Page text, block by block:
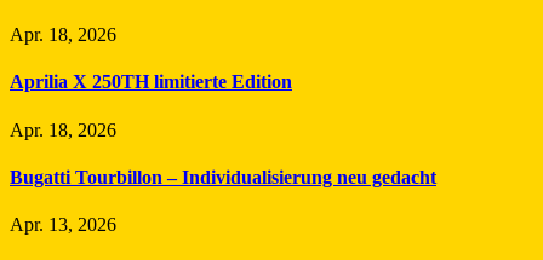
Apr. 18, 2026
Aprilia X 250TH limitierte Edition
Apr. 18, 2026
Bugatti Tourbillon – Individualisierung neu gedacht
Apr. 13, 2026